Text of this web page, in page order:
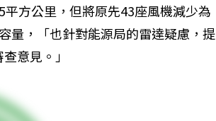
方公里，但將原先43座風機減少為
量，「也針對能源局的雷達疑慮，提
意見。」